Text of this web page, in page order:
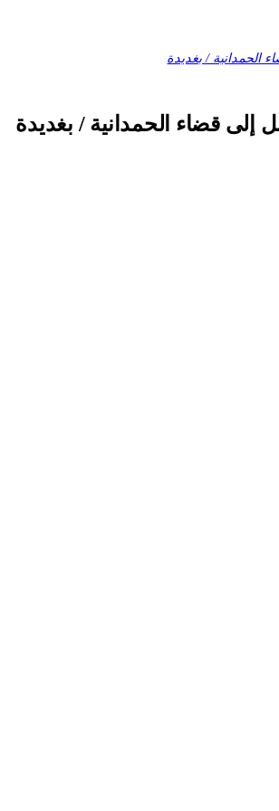
الحمدانية / بغديدة
إلى قضاء الحمدانية / بغديدة